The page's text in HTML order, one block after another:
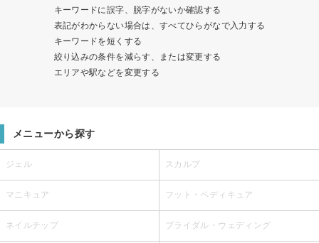
キーワードに誤字、脱字がないか確認する
表記がわからない場合は、すべてひらがなで入力する
キーワードを短くする
絞り込みの条件を減らす、または変更する
エリアや駅などを変更する
メニューから探す
ジェル スカルプ
マニキュア フット・ペディキュア
ネイルチップ ブライダル・ウェディング